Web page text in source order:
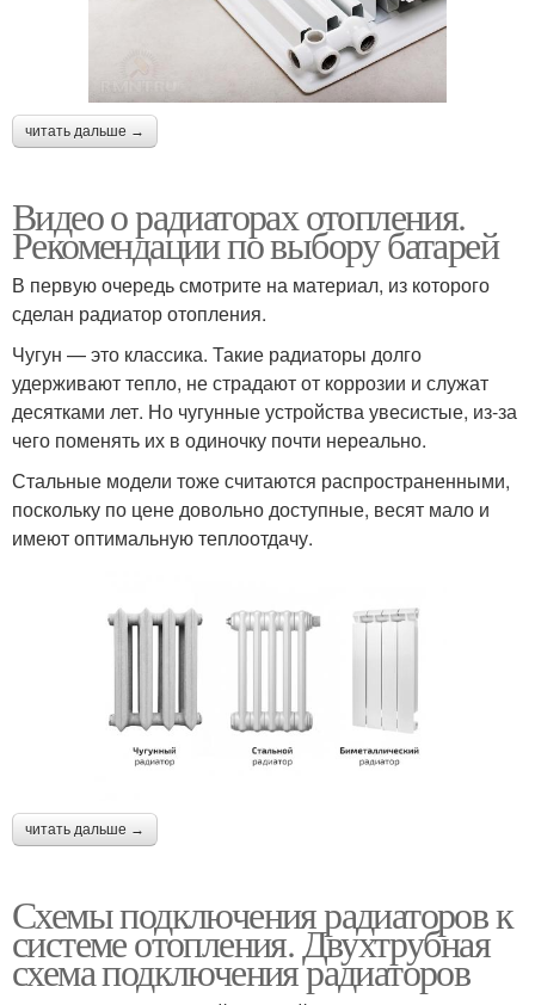
читать дальше →
Видео о радиаторах отопления.
Рекомендации по выбору батарей
В первую очередь смотрите на материал, из которого
сделан радиатор отопления.
Чугун — это классика. Такие радиаторы долго
удерживают тепло, не страдают от коррозии и служат
десятками лет. Но чугунные устройства увесистые, из-за
чего поменять их в одиночку почти нереально.
Стальные модели тоже считаются распространенными,
поскольку по цене довольно доступные, весят мало и
имеют оптимальную теплоотдачу.
читать дальше →
Схемы подключения радиаторов к
системе отопления. Двухтрубная
схема подключения радиаторов